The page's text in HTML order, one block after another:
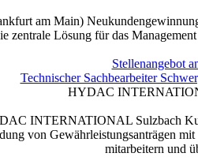
am Main)
Lösung für das
Stellenangebot
Technischer Sachbearbeiter
HYDAC
INTERNATIONAL Sulzbach
von Gewährleistungsanträgen
mitarbeitern und